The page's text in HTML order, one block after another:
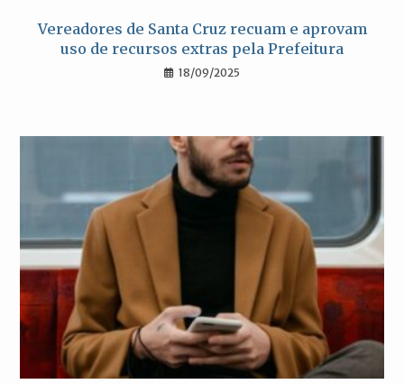
Vereadores de Santa Cruz recuam e aprovam
uso de recursos extras pela Prefeitura
18/09/2025